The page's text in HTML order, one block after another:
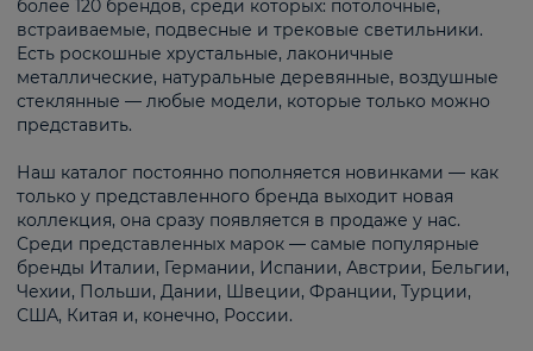
более 120 брендов, среди которых: потолочные,
встраиваемые, подвесные и трековые светильники.
Есть роскошные хрустальные, лаконичные
металлические, натуральные деревянные, воздушные
стеклянные — любые модели, которые только можно
представить.
Наш каталог постоянно пополняется новинками — как
только у представленного бренда выходит новая
коллекция, она сразу появляется в продаже у нас.
Среди представленных марок — самые популярные
бренды Италии, Германии, Испании, Австрии, Бельгии,
Чехии, Польши, Дании, Швеции, Франции, Турции,
США, Китая и, конечно, России.